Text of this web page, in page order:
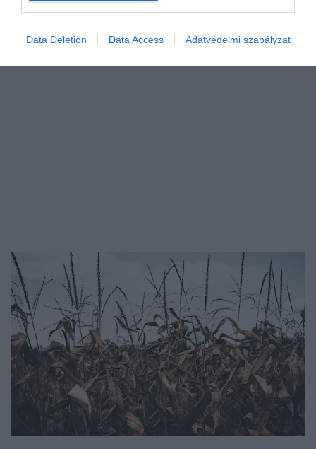
Data Deletion Data Access Adatvédelmi szabályzat
Bár sokan szomjoltóként tekintenek a kerti fúrt kutak hideg vizére,
ilyen forrásokból származó víz automatikusan tiszta és…